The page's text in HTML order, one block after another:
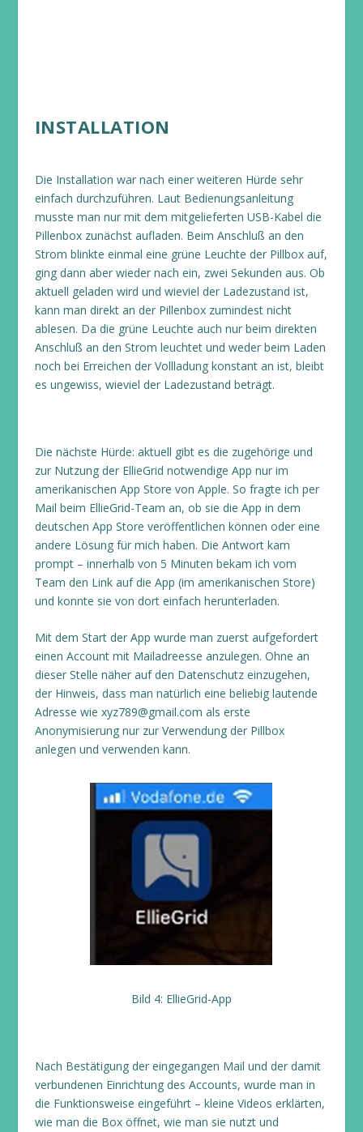
INSTALLATION
Die Installation war nach einer weiteren Hürde sehr
einfach durchzuführen. Laut Bedienungsanleitung
musste man nur mit dem mitgelieferten USB-Kabel die
Pillenbox zunächst aufladen. Beim Anschluß an den
Strom blinkte einmal eine grüne Leuchte der Pillbox auf,
ging dann aber wieder nach ein, zwei Sekunden aus. Ob
aktuell geladen wird und wieviel der Ladezustand ist,
kann man direkt an der Pillenbox zumindest nicht
ablesen. Da die grüne Leuchte auch nur beim direkten
Anschluß an den Strom leuchtet und weder beim Laden
noch bei Erreichen der Vollladung konstant an ist, bleibt
es ungewiss, wieviel der Ladezustand beträgt.
Die nächste Hürde: aktuell gibt es die zugehörige und
zur Nutzung der EllieGrid notwendige App nur im
amerikanischen App Store von Apple. So fragte ich per
Mail beim EllieGrid-Team an, ob sie die App in dem
deutschen App Store veröffentlichen können oder eine
andere Lösung für mich haben. Die Antwort kam
prompt – innerhalb von 5 Minuten bekam ich vom
Team den Link auf die App (im amerikanischen Store)
und konnte sie von dort einfach herunterladen.
Mit dem Start der App wurde man zuerst aufgefordert
einen Account mit Mailadreesse anzulegen. Ohne an
dieser Stelle näher auf den Datenschutz einzugehen,
der Hinweis, dass man natürlich eine beliebig lautende
Adresse wie xyz789@gmail.com als erste
Anonymisierung nur zur Verwendung der Pillbox
anlegen und verwenden kann.
Bild 4: EllieGrid-App
Nach Bestätigung der eingegangen Mail und der damit
verbundenen Einrichtung des Accounts, wurde man in
die Funktionsweise eingeführt – kleine Videos erklärten,
wie man die Box öffnet, wie man sie nutzt und